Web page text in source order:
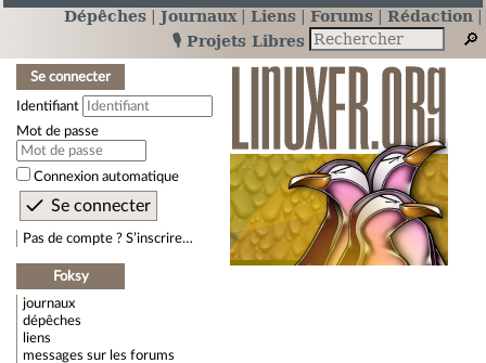
Dépêches Journaux Liens Forums
Rédaction
🎙️ Projets Libres
Se connecter
Identifiant
Mot de passe
Connexion automatique
Pas de compte ? S’inscrire…
Foksy
journaux
dépêches
liens
messages sur les forums